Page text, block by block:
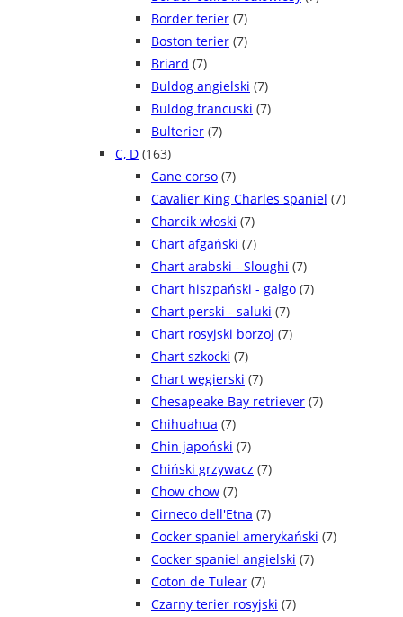
Border terier (7)
Boston terier (7)
Briard (7)
Buldog angielski (7)
Buldog francuski (7)
Bulterier (7)
C, D (163)
Cane corso (7)
Cavalier King Charles spaniel (7)
Charcik włoski (7)
Chart afgański (7)
Chart arabski - Sloughi (7)
Chart hiszpański - galgo (7)
Chart perski - saluki (7)
Chart rosyjski borzoj (7)
Chart szkocki (7)
Chart węgierski (7)
Chesapeake Bay retriever (7)
Chihuahua (7)
Chin japoński (7)
Chiński grzywacz (7)
Chow chow (7)
Cirneco dell'Etna (7)
Cocker spaniel amerykański (7)
Cocker spaniel angielski (7)
Coton de Tulear (7)
Czarny terier rosyjski (7)